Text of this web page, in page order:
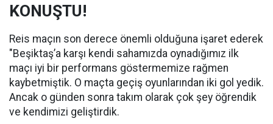
KONUŞTU!
Reis maçın son derece önemli olduğuna işaret ederek
"Beşiktaş’a karşı kendi sahamızda oynadığımız ilk
maçı iyi bir performans göstermemize rağmen
kaybetmiştik. O maçta geçiş oyunlarından iki gol yedik.
Ancak o günden sonra takım olarak çok şey öğrendik
ve kendimizi geliştirdik.